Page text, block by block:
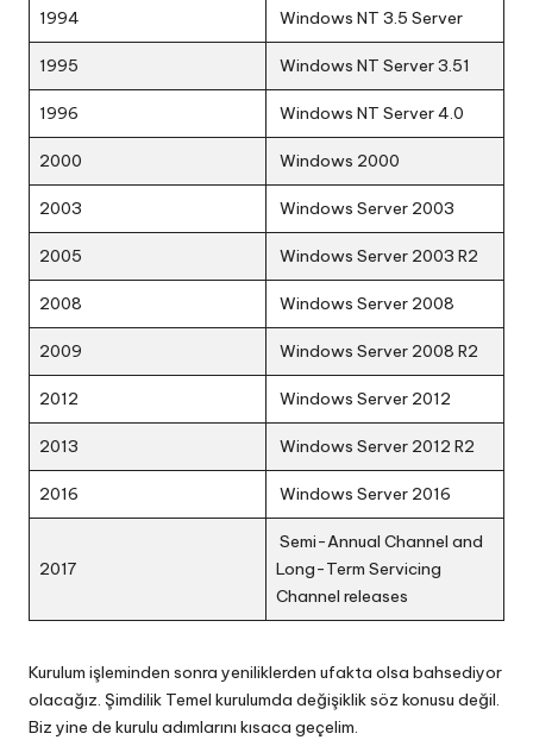
1994 Windows NT 3.5 Server
1995 Windows NT Server 3.51
1996 Windows NT Server 4.0
2000 Windows 2000
2003 Windows Server 2003
2005 Windows Server 2003 R2
2008 Windows Server 2008
2009 Windows Server 2008 R2
2012 Windows Server 2012
2013 Windows Server 2012 R2
2016 Windows Server 2016
2017
Semi-Annual Channel and
Long-Term Servicing
Channel releases
Kurulum işleminden sonra yeniliklerden ufakta olsa bahsediyor
olacağız. Şimdilik Temel kurulumda değişiklik söz konusu değil.
Biz yine de kurulu adımlarını kısaca geçelim.